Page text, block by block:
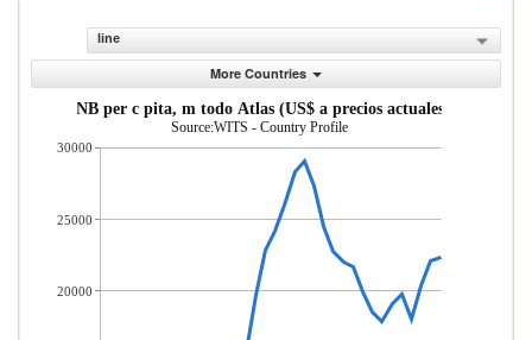
line
More Countries
INB per c pita, m todo Atlas (US$ a precios actuales)
Source:WITS - Country Profile
30000
25000
20000